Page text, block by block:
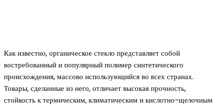
Как известно, органическое стекло представляет собой
востребованный и популярный полимер синтетического
происхождения, массово использующийся во всех странах.
Товары, сделанные из него, отличает высокая прочность,
стойкость к термическим, климатическим и кислотно-щелочным